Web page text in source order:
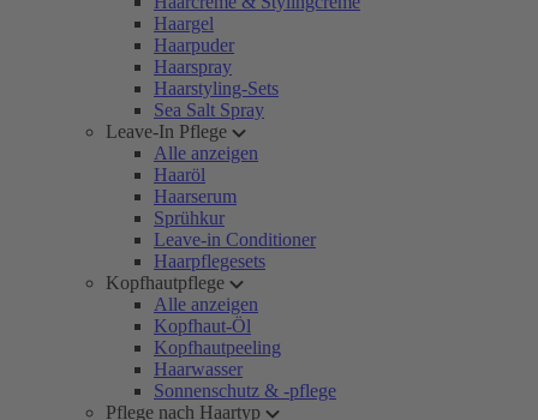
Haargel
Haarpuder
Haarspray
Haarstyling-Sets
Sea Salt Spray
Leave-In Pflege
Alle anzeigen
Haaröl
Haarserum
Sprühkur
Leave-in Conditioner
Haarpflegesets
Kopfhautpflege
Alle anzeigen
Kopfhaut-Öl
Kopfhautpeeling
Haarwasser
Sonnenschutz & -pflege
Pflege nach Haartyp